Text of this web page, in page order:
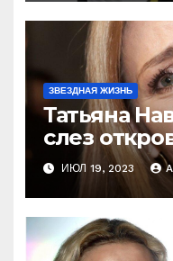
ЗВЕЗДНАЯ ЖИЗНЬ
Татьяна
слез
Домниной!
ИЮЛ 19, 2023